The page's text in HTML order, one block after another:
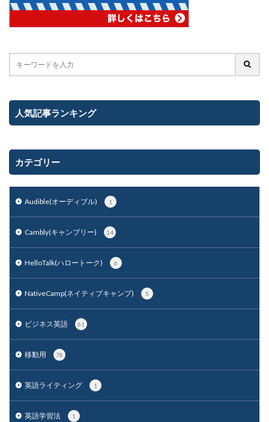
人気記事ランキング
カテゴリー
Audible(オーディブル) 1
Cambly(キャンブリー) 14
HelloTalk(ハロートーク) 6
NativeCamp(ネイティブキャンプ) 5
ビジネス英語 61
移動用 78
英語ライティング 1
英語学習法 1